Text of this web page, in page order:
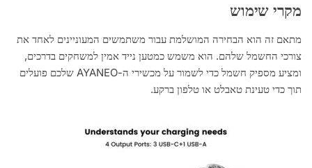
מקרי שימוש
מתאם זה הוא הבחירה המושלמת עבור משתמשים המעוניינים לאחד את
צורכי החשמל שלהם. הוא משמש כמטען נייד אמין למשחקים בדרכים,
ומציע מספיק חשמל כדי לשמור על מכשירי ה-AYANEO שלכם פועלים
תוך כדי טעינת טאבלט או טלפון ברקע.